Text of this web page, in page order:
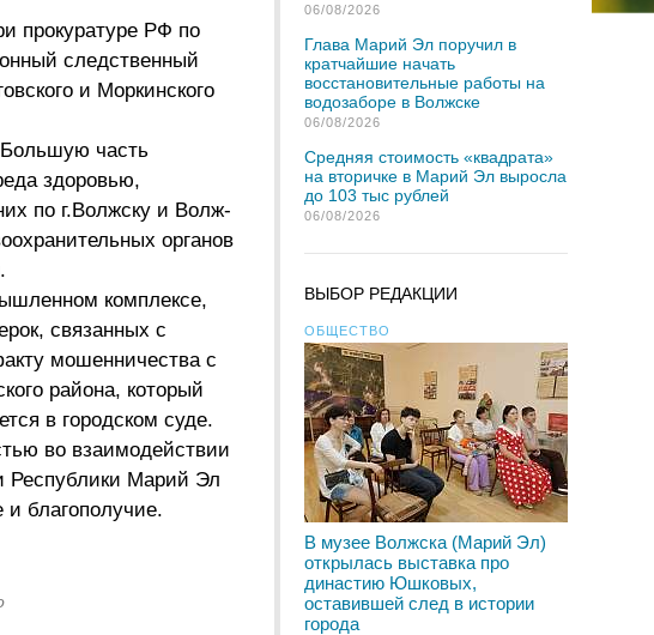
прокуратуре РФ по
следственный
и Моркинского
Большую часть
здоровью,
по г.Волжску и Волж-
органов
комплексе,
связанных с
мошенничества с
района, который
в городском суде.
во взаимодействии
Республики Марий Эл
благополучие.
06/08/2026
Глава Марий Эл поручил в
кратчайшие начать
восстановительные работы на
водозаборе в Волжске
06/08/2026
Средняя стоимость «квадрата»
на вторичке в Марий Эл выросла
до 103 тыс рублей
06/08/2026
ВЫБОР РЕДАКЦИИ
ОБЩЕСТВО
В музее Волжска (Марий Эл)
открылась выставка про
династию Юшковых,
оставившей след в истории
города